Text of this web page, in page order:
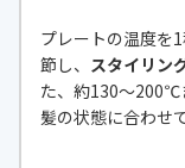
プレートの温度を
節し、 スタイリン
た、約130〜200℃
髪の状態に合わせ